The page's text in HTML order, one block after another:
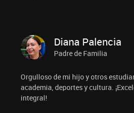
Diana Palencia
Padre de Familia
Orgulloso de mi hijo y otros
academia, deportes y cultura.
integral!